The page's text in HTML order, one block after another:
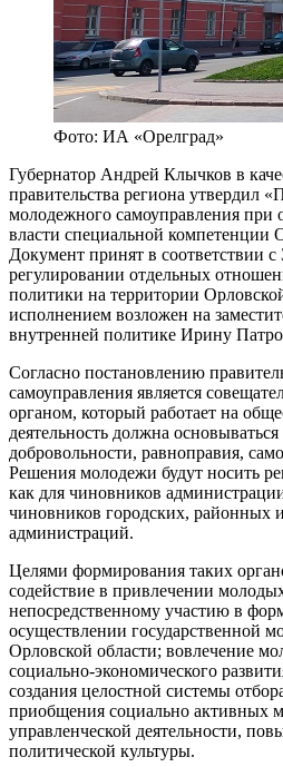
Фото: ИА «Орелград»
Губернатор Андрей Клычков в
правительства региона утвердил
молодежного самоуправления при
власти специальной компетенции
Документ принят в соответствии
регулировании отдельных
политики на территории
исполнением возложен на
внутренней политике Ирину
Согласно постановлению
самоуправления является
органом, который работает на
деятельность должна
добровольности, равноправия,
Решения молодежи будут носить
как для чиновников
чиновников городских, районных
администраций.
Целями формирования таких
содействие в привлечении
непосредственному участию в
осуществлении государственной
Орловской области; вовлечение
социально-экономического
создания целостной системы
приобщения социально активных
управленческой деятельности,
политической культуры.